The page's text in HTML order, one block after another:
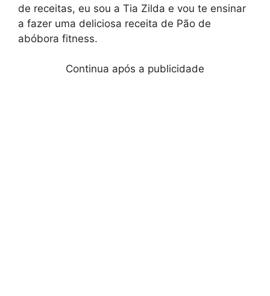
de receitas, eu sou a Tia Zilda e vou te ensinar
a fazer uma deliciosa receita de Pão de
abóbora fitness.
Continua após a publicidade